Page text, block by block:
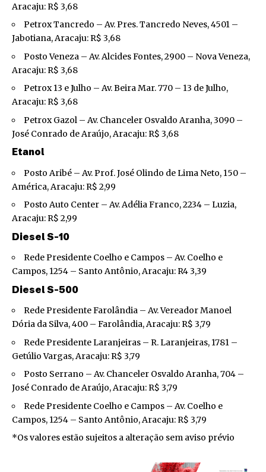
Aracaju: R$ 3,68
Petrox Tancredo – Av. Pres. Tancredo Neves, 4501 –
Jabotiana, Aracaju: R$ 3,68
Posto Veneza – Av. Alcides Fontes, 2900 – Nova Veneza,
Aracaju: R$ 3,68
Petrox 13 e Julho – Av. Beira Mar. 770 – 13 de Julho,
Aracaju: R$ 3,68
Petrox Gazol – Av. Chanceler Osvaldo Aranha, 3090 –
José Conrado de Araújo, Aracaju: R$ 3,68
Etanol
Posto Aribé – Av. Prof. José Olindo de Lima Neto, 150 –
América, Aracaju: R$ 2,99
Posto Auto Center – Av. Adélia Franco, 2234 – Luzia,
Aracaju: R$ 2,99
Diesel S-10
Rede Presidente Coelho e Campos – Av. Coelho e
Campos, 1254 – Santo Antônio, Aracaju: R4 3,39
Diesel S-500
Rede Presidente Farolândia – Av. Vereador Manoel
Dória da Silva, 400 – Farolândia, Aracaju: R$ 3,79
Rede Presidente Laranjeiras – R. Laranjeiras, 1781 –
Getúlio Vargas, Aracaju: R$ 3,79
Posto Serrano – Av. Chanceler Osvaldo Aranha, 704 –
José Conrado de Araújo, Aracaju: R$ 3,79
Rede Presidente Coelho e Campos – Av. Coelho e
Campos, 1254 – Santo Antônio, Aracaju: R$ 3,79
*Os valores estão sujeitos a alteração sem aviso prévio